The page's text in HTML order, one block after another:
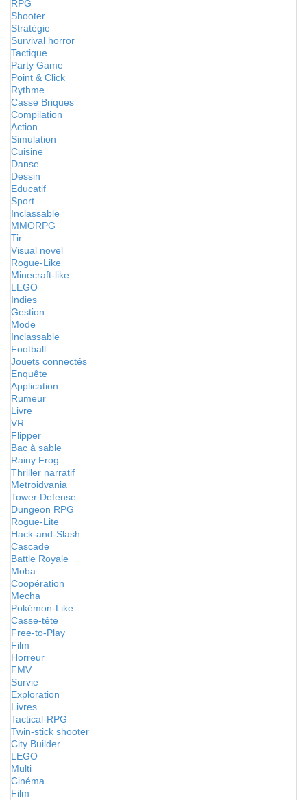
RPG
Shooter
Stratégie
Survival horror
Tactique
Party Game
Point & Click
Rythme
Casse Briques
Compilation
Action
Simulation
Cuisine
Danse
Dessin
Educatif
Sport
Inclassable
MMORPG
Tir
Visual novel
Rogue-Like
Minecraft-like
LEGO
Indies
Gestion
Mode
Inclassable
Football
Jouets connectés
Enquête
Application
Rumeur
Livre
VR
Flipper
Bac à sable
Rainy Frog
Thriller narratif
Metroidvania
Tower Defense
Dungeon RPG
Rogue-Lite
Hack-and-Slash
Cascade
Battle Royale
Moba
Coopération
Mecha
Pokémon-Like
Casse-tête
Free-to-Play
Film
Horreur
FMV
Survie
Exploration
Livres
Tactical-RPG
Twin-stick shooter
City Builder
LEGO
Multi
Cinéma
Film